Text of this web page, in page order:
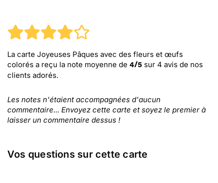
La carte Joyeuses Pâques avec des fleurs et œufs
colorés a reçu la note moyenne de 4/5 sur 4 avis de nos
clients adorés.
Les notes n'étaient accompagnées d'aucun
commentaire... Envoyez cette carte et soyez le premier à
laisser un commentaire dessus !
Vos questions sur cette carte